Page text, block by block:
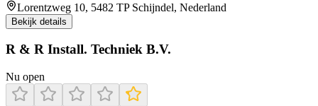
Lorentzweg 10, 5482 TP Schijndel, Nederland
Bekijk details
R & R Install. Techniek B.V.
Nu open